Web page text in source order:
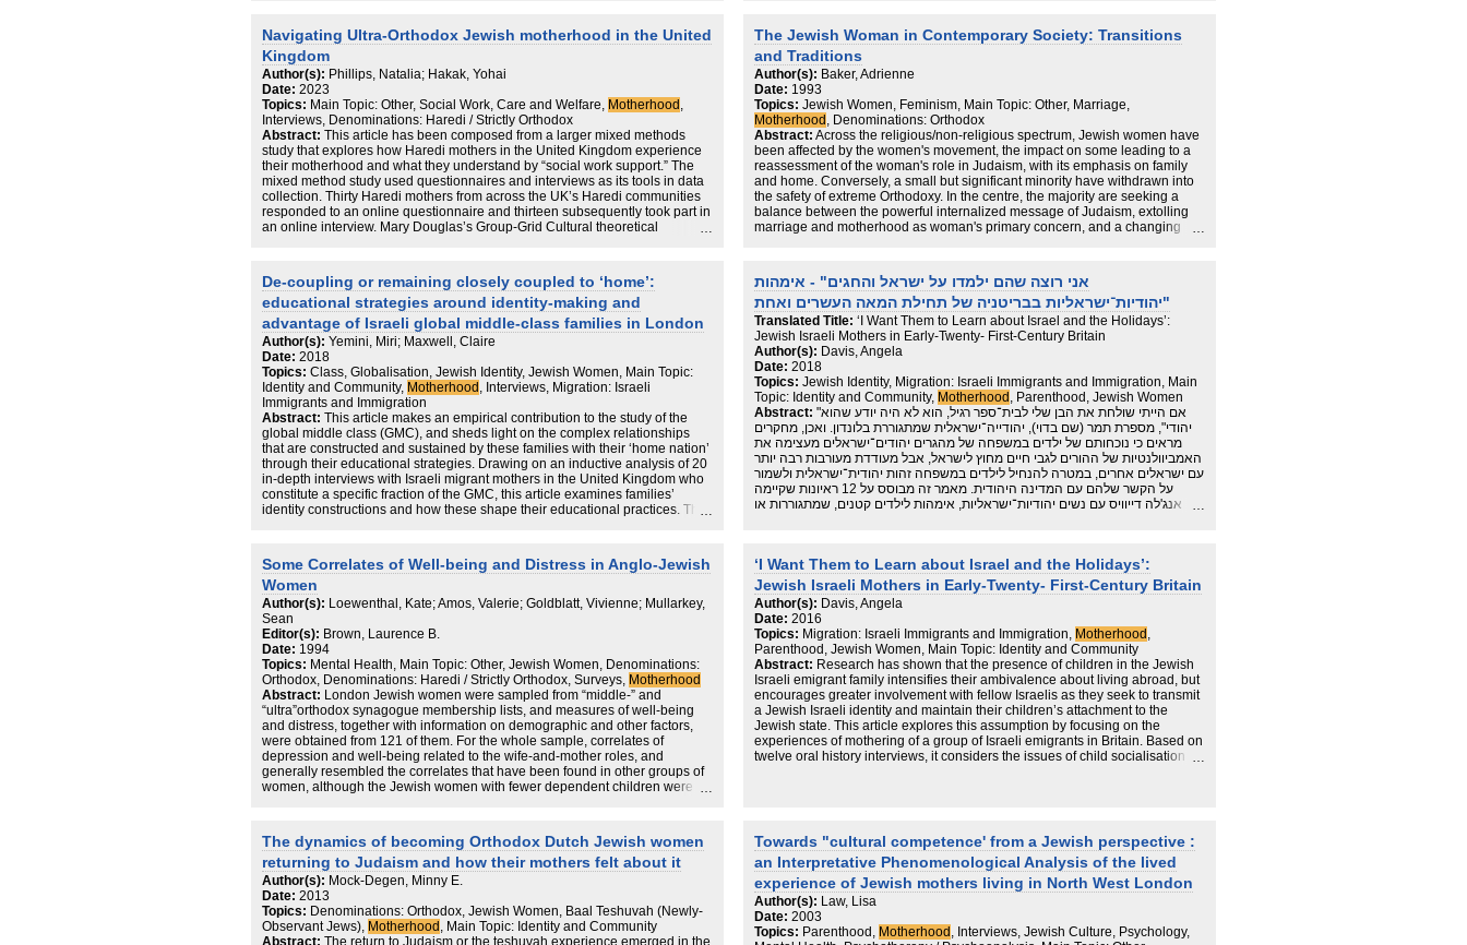
pochodzenia żydowskiego. W artykule przedstawiamy kulturowy wzór
macierzyństwa, zestawiamy figurę matki-Polki z Jidy-sze Mame. Następnie
prezentujemy szczegółowe założenia metodolo-giczne. W kolejnej części
charakteryzujemy trzy typy macierzyństwa: jednokulturowe, dwukulturowe i
wielokulturowe. Nasze analizy prowa-dzą do wniosków końcowych,
wskazujących na to, że pomimo współ-czesnych przemian społecznych
nadal za religijne wychowanie dzieci odpowiadają matki. Jednocześnie
wskazujemy na podobieństwa po-między matką-Polką a Jidysze
Mame.WprowadzenieMacierzyństwo to z jednej strony bardzo
zindywidualizowane doświadczenie wielu kobiet, z drugiej – zjawisko
niezwykle złożone, wieloaspektowe, dające asumpt do naukowych
dociekań w obrębie wielu dyscyplin naukowych, w tym także pedagogiki. W
literaturze znaleźć można rozważania na temat biologicznych aspektów
stawa-nia się matką (np. Lichtenberg-Kokoszka 2008; Nowakowska 2014),
Pryszmont-Ciesielska 2011; Sokołowska 2013). Co ważne, wiele badań z
tego obszaru prowadzonych jest w oparciu o narracje samych matek, zapisy
doświadczeń konkretnych kobiet, funkcjonujących w różnych warunkach
społecznych, ekonomicznych
sequences (mostly educational and parental).
Navigating Ultra-Orthodox Jewish motherhood in the United
Kingdom
Author(s): Phillips, Natalia; Hakak, Yohai
Date: 2023
Topics: Main Topic: Other, Social Work, Care and Welfare, Motherhood ,
Interviews, Denominations: Haredi / Strictly Orthodox
Abstract: This article has been composed from a larger mixed methods
study that explores how Haredi mothers in the United Kingdom experience
their motherhood and what they understand by “social work support.” The
mixed method study used questionnaires and interviews as its tools in data
collection. Thirty Haredi mothers from across the UK’s Haredi communities
responded to an online questionnaire and thirteen subsequently took part in
an online interview. Mary Douglas’s Group-Grid Cultural theoretical
a thematic discussion of how Haredi mothers experience their motherhood
and what they understand by “social support” and “social work.” Their
individual perceptions of social work engagement within the Haredi
community are presented with the quotes from the interviews. Motherhood is
seen by Haredi mothers as a life’s goal, “a raison d’etre,” and mothers’
experiences are focused around their community and strict religious
observance that is transmitted to their children through religious education
and traditional rituals. Although social support is seen as welcome but only
when absolutely necessary, the social work involvement is seen as
problematic. Haredi mothers reported that the lack of cultural sensitivity from
social workers is a major barrier. That barrier has tremendous implications
for the mothers and whole families, be it further isolation, shame, stigma and
helplessness. Haredi mothers voice their views on the need of the cultural
sensitivity training and professional curiosity that will help building trust
between the insular Haredi and the outside social support services
The Jewish Woman in Contemporary Society: Transitions
and Traditions
Author(s): Baker, Adrienne
Date: 1993
Topics: Jewish Women, Feminism, Main Topic: Other, Marriage,
Motherhood , Denominations: Orthodox
Abstract: Across the religious/non-religious spectrum, Jewish women have
been affected by the women's movement, the impact on some leading to a
reassessment of the woman's role in Judaism, with its emphasis on family
and home. Conversely, a small but significant minority have withdrawn into
the safety of extreme Orthodoxy. In the centre, the majority are seeking a
balance between the powerful internalized message of Judaism, extolling
marriage and motherhood as woman's primary concern, and a changing
De-coupling or remaining closely coupled to ‘home’:
educational strategies around identity-making and
advantage of Israeli global middle-class families in London
Author(s): Yemini, Miri; Maxwell, Claire
Date: 2018
Topics: Class, Globalisation, Jewish Identity, Jewish Women, Main Topic:
Identity and Community, Motherhood , Interviews, Migration: Israeli
Immigrants and Immigration
Abstract: This article makes an empirical contribution to the study of the
global middle class (GMC), and sheds light on the complex relationships
that are constructed and sustained by these families with their ‘home nation’
through their educational strategies. Drawing on an inductive analysis of 20
in-depth interviews with Israeli migrant mothers in the United Kingdom who
constitute a specific fraction of the GMC, this article examines families’
identity constructions and how these shape their educational practices. The
themselves using global frames of references. We emphasise how country
of origin acts as a symbolic object in the cultivation of their children’s identity
and how different types of attachment to ‘home nation’ are perceived as
offering valuable capital for the GMC. The article therefore contributes much-
needed empirical analyses on education strategies within the GMC, and
challenges the suggestion that critical to the definition of the GMC is that
they are ‘rootless’.
אני רוצה שהם ילמדו על ישראל והחגים" - אימהות
יהודיות־ישראליות בבריטניה של תחילת המאה העשרים ואחת"
Translated Title: ‘I Want Them to Learn about Israel and the Holidays’:
Jewish Israeli Mothers in Early-Twenty- First-Century Britain
Author(s): Davis, Angela
Date: 2018
Topics: Jewish Identity, Migration: Israeli Immigrants and Immigration, Main
Topic: Identity and Community, Motherhood , Parenthood, Jewish Women
Abstract: "אם הייתי שולחת את הבן שלי לבית־ספר רגיל, הוא לא היה יודע שהוא
יהודי", מספרת תמר (שם בדוי), יהודייה־ישראלית שמתגוררת בלונדון. ואכן, מחקרים
מראים כי נוכחותם של ילדים במשפחה של מהגרים יהודים־ישראלים מעצימה את
האמביוולנטיות של ההורים לגבי חיים מחוץ לישראל, אבל מעודדת מעורבות רבה יותר
עם ישראלים אחרים, במטרה להנחיל לילדים במשפחה זהות יהודית־ישראלית ולשמור
על הקשר שלהם עם המדינה היהודית. מאמר זה מבוסס על 12 ראיונות שקיימה
אנג'לה דייוויס עם נשים יהודיות־ישראליות, אימהות לילדים קטנים, שמתגוררות או
Some Correlates of Well-being and Distress in Anglo-Jewish
Women
Author(s): Loewenthal, Kate; Amos, Valerie; Goldblatt, Vivienne; Mullarkey,
Sean
Editor(s): Brown, Laurence B.
Date: 1994
Topics: Mental Health, Main Topic: Other, Jewish Women, Denominations:
Orthodox, Denominations: Haredi / Strictly Orthodox, Surveys, Motherhood
Abstract: London Jewish women were sampled from “middle-” and
“ultra”orthodox synagogue membership lists, and measures of well-being
and distress, together with information on demographic and other factors,
were obtained from 121 of them. For the whole sample, correlates of
depression and well-being related to the wife-and-mother roles, and
generally resembled the correlates that have been found in other groups of
women, although the Jewish women with fewer dependent children were
distress and dissatisfaction in the ultraorthodox. For the middle-orthodox
group, happiness relates to marriage, whereas for the ultraorthodox,
happiness relates to integration into their community
‘I Want Them to Learn about Israel and the Holidays’:
Jewish Israeli Mothers in Early-Twenty- First-Century Britain
Author(s): Davis, Angela
Date: 2016
Topics: Migration: Israeli Immigrants and Immigration, Motherhood ,
Parenthood, Jewish Women, Main Topic: Identity and Community
Abstract: Research has shown that the presence of children in the Jewish
Israeli emigrant family intensifies their ambivalence about living abroad, but
encourages greater involvement with fellow Israelis as they seek to transmit
a Jewish Israeli identity and maintain their children’s attachment to the
Jewish state. This article explores this assumption by focusing on the
experiences of mothering of a group of Israeli emigrants in Britain. Based on
twelve oral history interviews, it considers the issues of child socialisation
traditions in new ways.
The dynamics of becoming Orthodox Dutch Jewish women
returning to Judaism and how their mothers felt about it
Author(s): Mock-Degen, Minny E.
Date: 2013
Topics: Denominations: Orthodox, Jewish Women, Baal Teshuvah (Newly-
Observant Jews), Motherhood , Main Topic: Identity and Community
Abstract: The return to Judaism or the teshuvah experience emerged in the
Towards "cultural competence' from a Jewish perspective :
an Interpretative Phenomenological Analysis of the lived
experience of Jewish mothers living in North West London
Author(s): Law, Lisa
Date: 2003
Topics: Parenthood, Motherhood , Interviews, Jewish Culture, Psychology,